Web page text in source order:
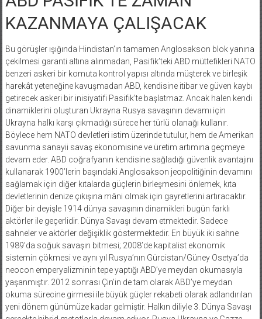
KAZANMAYA ÇALIŞACAK
Bu görüşler ışığında Hindistan’ın tamamen Anglosakson blok yanına
çekilmesi garanti altına alınmadan, Pasifik’teki ABD müttefikleri NATO
benzeri askeri bir komuta kontrol yapısı altında müşterek ve birleşik
harekât yeteneğine kavuşmadan ABD, kendisine itibar ve güven kaybı
getirecek askeri bir inisiyatifi Pasifik’te başlatmaz. Ancak halen kendi
dinamiklerini oluşturan Ukrayna Rusya savaşının devamı için
Ukrayna halkı karşı çıkmadığı sürece her türlü olanağı kullanır.
Böylece hem NATO devletleri istim üzerinde tutulur, hem de Amerikan
savunma sanayii savaş ekonomisine ve üretim artımına geçmeye
devam eder. ABD coğrafyanın kendisine sağladığı güvenlik avantajını
kullanarak 1900’lerin başındaki Anglosakson jeopolitiğinin devamını
sağlamak için diğer kıtalarda güçlerin birleşmesini önlemek, kıta
devletlerinin denize çıkışına mâni olmak için gayretlerini artıracaktır.
Diğer bir deyişle 1914 dünya savaşının dinamikleri bugün farklı
aktörler ile geçerlidir. Dünya Savaşı devam etmektedir. Sadece
sahneler ve aktörler değişiklik göstermektedir. En büyük iki sahne
1989’da soğuk savaşın bitmesi; 2008’de kapitalist ekonomik
sistemin çökmesi ve aynı yıl Rusya’nın Gürcistan/Güney Osetya’da
neocon emperyalizminin tepe yaptığı ABD’ye meydan okumasıyla
yaşanmıştır. 2012 sonrası Çin’in de tam olarak ABD’ye meydan
okuma sürecine girmesi ile büyük güçler rekabeti olarak adlandırılan
yeni dönem günümüze kadar gelmiştir. Halkın diliyle 3. Dünya Savaşı